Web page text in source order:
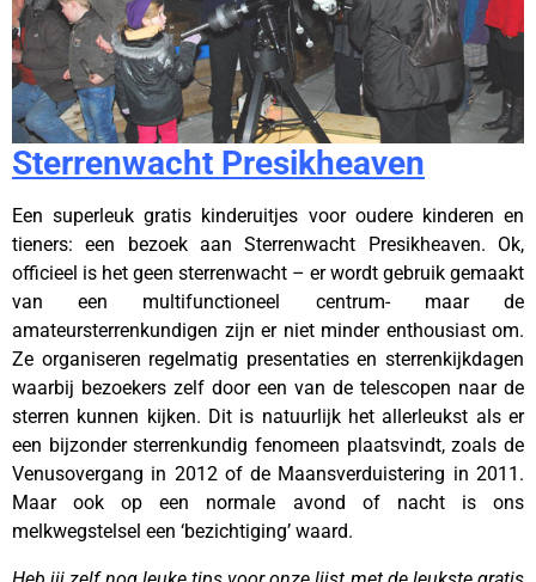
Sterrenwacht Presikheaven
Een superleuk gratis kinderuitjes voor oudere kinderen en
tieners: een bezoek aan Sterrenwacht Presikheaven. Ok,
officieel is het geen sterrenwacht – er wordt gebruik gemaakt
van een multifunctioneel centrum- maar de
amateursterrenkundigen zijn er niet minder enthousiast om.
Ze organiseren regelmatig presentaties en sterrenkijkdagen
waarbij bezoekers zelf door een van de telescopen naar de
sterren kunnen kijken. Dit is natuurlijk het allerleukst als er
een bijzonder sterrenkundig fenomeen plaatsvindt, zoals de
Venusovergang in 2012 of de Maansverduistering in 2011.
Maar ook op een normale avond of nacht is ons
melkwegstelsel een ‘bezichtiging’ waard.